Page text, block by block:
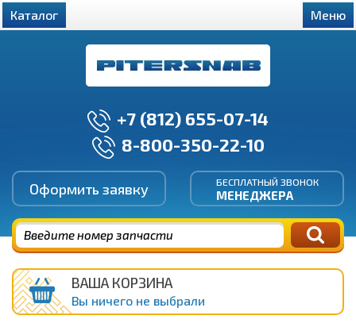
+7 (812) 655-07-14
8-800-350-22-10
Оформить заявку БЕСПЛАТНЫЙ ЗВОНОК
МЕНЕДЖЕРА
Каталог Меню
ВАША КОРЗИНА
Вы ничего не выбрали